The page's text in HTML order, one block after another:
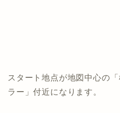
スタート地点が地図中心の
ラー」付近になります。